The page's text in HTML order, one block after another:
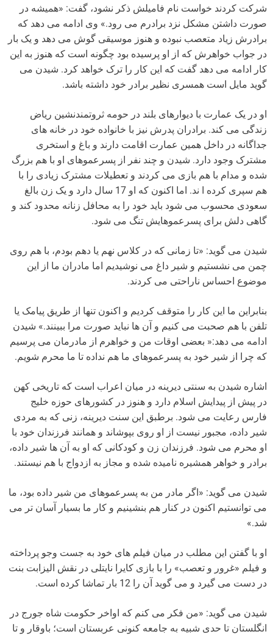
شرکت کردند خواست نام فامیلش ذکر نشود، گفت: «همیشه در
صورت داشتن مشکل نزد برادرم می رود.» وی ادامه می دهد که
برادرش زیاد متعصب نبوده و هنوز موسیقی گوش می دهد و یک بار
در جواب خواهرش که از او پرسیده بود چگونه است که هنوز به این
کار ادامه می دهد گفت که این کار را ترک خواهد کرد. شیدن می
گوید مایل است همسری نظیر برادر خود داشته باشد.
او در یک عمارت با دیوارهای بلند در حومه ثروتمندنشین ریاض
زندگی می کند. برادران پدرش نیز با خانواده خود در خانه های
جداگانه در داخل همین عمارت اقامت دارند و باغ و استخری
مشترک وجود دارد. شیدن و چند نفر از پسرعموهای او با هم بزرگ
شده و مدام با هم بازی می کردند و تعطیلات مشترک زیادی را با
هم سپری کرده ا ند. اما اکنون که او 17 سال دارد و یک زن بالغ
سعودی محسوب می شود باید خود را به محافل زنانه محدود کند و
گاهی دلش برای پسرعموهایش تنگ می شود.
شیدن می گوید: «تا زمانی که در کلاس نهم یا دهم بودم، با هم روی
چمن می نشستیم و شیر داغ می نوشیدیم اما مادران ما از این
موضوع احساس ناراحتی می کردند.
بنابراین ما این کار را متوقف کردیم و اکنون تنها از طریق پیامک یا
تلفن با هم صحبت می کنیم و آن ها نباید صورت مرا ببینند.» شیدن
ادامه می دهد:« بعضی اوقات من و خواهرم از مادرمان می پرسیم
که چرا از شیر خود به پسرعموهای ما هم نداده تا ما محرم شویم.
اشاره شیدن به سنتی دیرینه در میان اعراب است که تاریخی کهن
در پیش از پیدایش اسلام دارد و هنوز در کشورهای حوزه خلیج
فارس رعایت می شود. برطبق این سنت دیرینه، زنی که به مردی
شیر داده، مجبور نیست از او روی بپوشاند و همانند فرزندان خود با
او محرم می شود. فرزندان زن و کودکانی که او به آن ها شیر داده،
برادر و خواهر همشیره نامیده شده و مجاز به ازدواج با هم نیستند.
شیدن می گوید: «اگر مادر من به پسرعموهای من شیر داده بود، ما
می توانستیم اکنون در کنار هم بنشینیم و کار ما بسیار آسان تر می
شد.»
او با گفتن این مطلب در میان فیلم های خود به جست وجو پرداخته
و فیلم «غرور و تعصب» را با بازی کایرا نایتلی در نقش الیزابت بنت
در دست می گیرد و می گوید آن را 12 بار تماشا کرده است.
شیدن می گوید: «من فکر می کنم که اواخر حکومت شاه جورج در
انگلستان تا حدی شبیه به جامعه کنونی عربستان است؛ باوقار و تا